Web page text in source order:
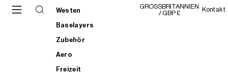
Westen
Baselayers
Zubehör
Aero
Freizeit
GROSSBRITANNIEN
/ GBP £
Kontakt